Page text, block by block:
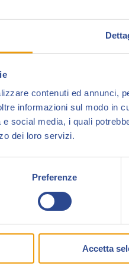
contenuti ed annunci,
informazioni sul modo in
social media, i quali
dei loro servizi.
Preferenze
Accetta